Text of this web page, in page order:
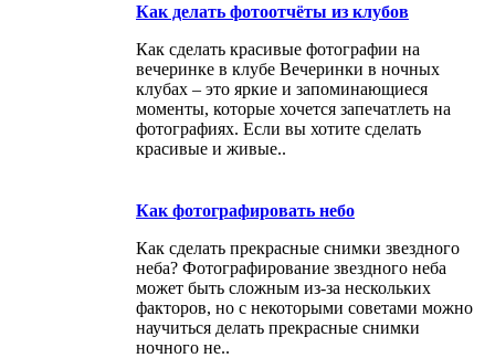
Как делать фотоотчёты из клубов
Как сделать красивые фотографии на
вечеринке в клубе Вечеринки в ночных
клубах – это яркие и запоминающиеся
моменты, которые хочется запечатлеть на
фотографиях. Если вы хотите сделать
красивые и живые..
Как фотографировать небо
Как сделать прекрасные снимки звездного
неба? Фотографирование звездного неба
может быть сложным из-за нескольких
факторов, но с некоторыми советами можно
научиться делать прекрасные снимки
ночного не..